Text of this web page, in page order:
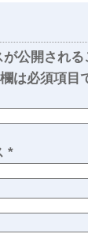
公開される
は必須項目
*